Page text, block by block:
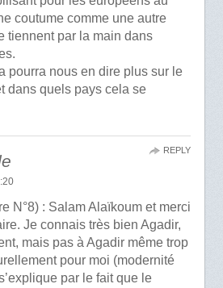
coutume comme une autre
tiennent par la main dans
pourra nous en dire plus sur le
dans quels pays cela se
N°8) : Salam Alaïkoum et merci
Je connais très bien Agadir,
mais pas à Agadir même trop
pour moi (modernité
par le fait que le
REPLY